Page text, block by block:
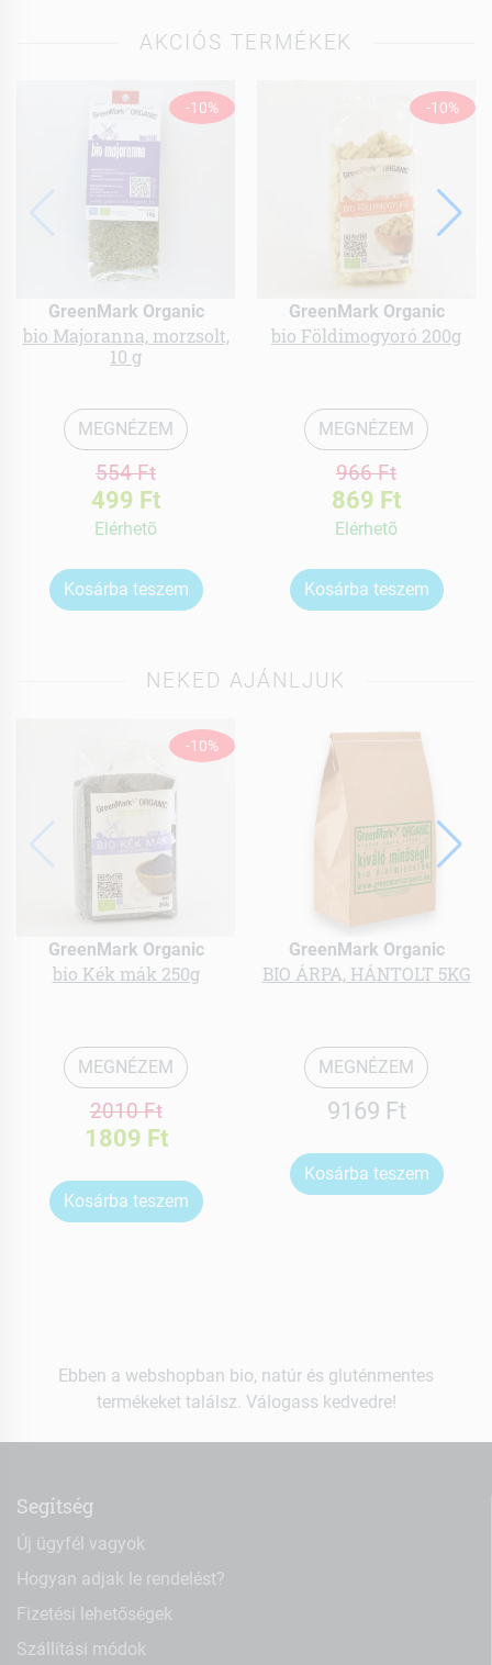
AKCIÓS TERMÉKEK
-10%
GreenMark Organic
bio Majoranna, morzsolt,
10 g
MEGNÉZEM
554 Ft
499 Ft
Elérhetõ
Kosárba teszem
-10%
GreenMark Organic
bio Földimogyoró 200g
MEGNÉZEM
966 Ft
869 Ft
Elérhetõ
Kosárba teszem
NEKED AJÁNLJUK
-10%
GreenMark Organic
bio Kék mák 250g
MEGNÉZEM
2010 Ft
1809 Ft
Kosárba teszem
GreenMark Organic
BIO ÁRPA, HÁNTOLT 5KG
MEGNÉZEM
9169 Ft
Kosárba teszem
Ebben a webshopban bio, natúr és gluténmentes
termékeket találsz. Válogass kedvedre!
Segítség
Új ügyfél vagyok
Hogyan adjak le rendelést?
Fizetési lehetőségek
Szállítási módok